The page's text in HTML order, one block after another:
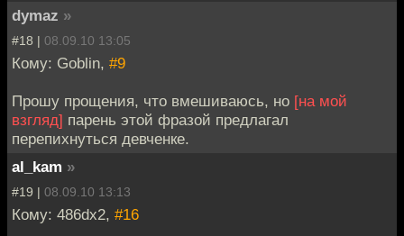
dymaz »
#18 | 08.09.10 13:05
Кому: Goblin, #9
Прошу прощения, что вмешиваюсь, но [на мой
взгляд] парень этой фразой предлагал
перепихнуться девченке.
al_kam »
#19 | 08.09.10 13:13
Кому: 486dx2, #16